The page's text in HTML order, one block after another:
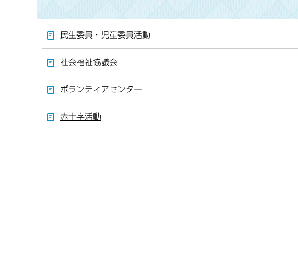
か
民生委員・児童委員活動
社会福祉協議会
ボランティアセンター
赤十字活動